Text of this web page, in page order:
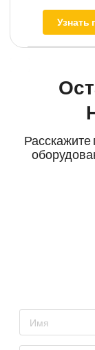
Узнать
Расскажите